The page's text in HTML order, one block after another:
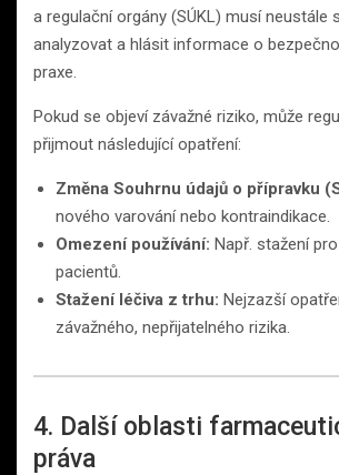
a regulační orgány (SÚKL) musí neustále
analyzovat a hlásit informace o
praxe.
Pokud se objeví závažné riziko, může
přijmout následující opatření:
Změna Souhrnu údajů o přípravku
nového varování nebo kontraindikace.
Omezení používání: Např. stažení
pacientů.
Stažení léčiva z trhu: Nejzazší
závažného, nepřijatelného rizika.
4. Další oblasti
práva